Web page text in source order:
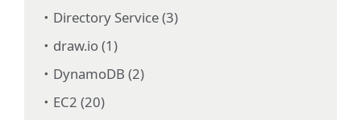
Directory Service (3)
draw.io (1)
DynamoDB (2)
EC2 (20)